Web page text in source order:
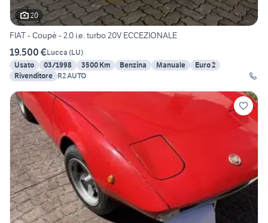
20
FIAT - Coupè - 2.0 i.e. turbo 20V ECCEZIONALE
19.500 €Lucca (LU)
Usato
03/1998 3500 Km Benzina Manuale
Euro 2
Rivenditore R2 AUTO